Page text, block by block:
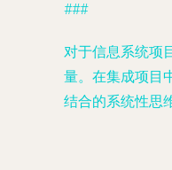
###
对于信息系统项
量。在集成项目
结合的系统性思